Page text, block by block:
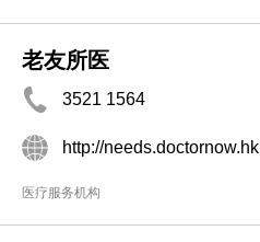
老友所医
3521 1564
http://needs.doctornow.hk
医疗服务机构